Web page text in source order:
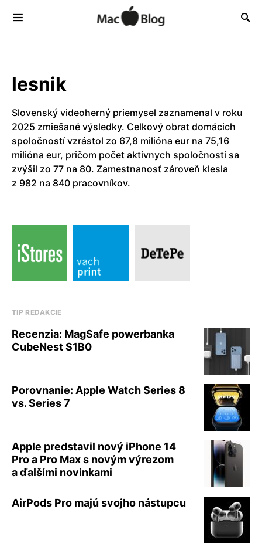
lesnik
Slovenský videoherný priemysel zaznamenal v roku
2025 zmiešané výsledky. Celkový obrat domácich
spoločností vzrástol zo 67,8 milióna eur na 75,16
milióna eur, pričom počet aktívnych spoločností sa
zvýšil zo 77 na 80. Zamestnanosť zároveň klesla
z 982 na 840 pracovníkov.
TIP REDAKCIE
Recenzia: MagSafe powerbanka
CubeNest S1B0
Porovnanie: Apple Watch Series 8
vs. Series 7
Apple predstavil nový iPhone 14
Pro a Pro Max s novým výrezom
a ďalšími novinkami
AirPods Pro majú svojho nástupcu